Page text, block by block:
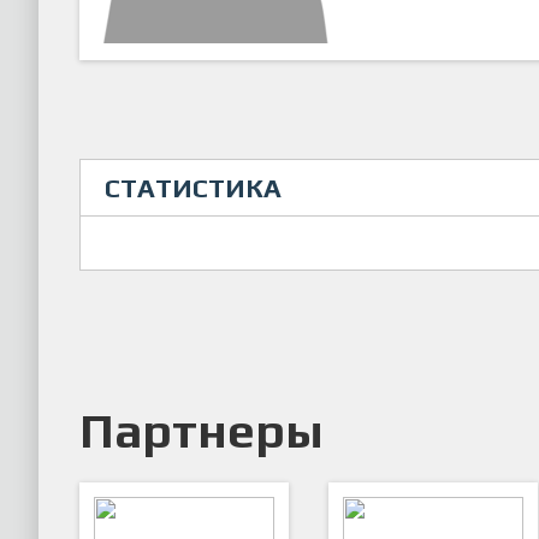
СТАТИСТИКА
Партнеры